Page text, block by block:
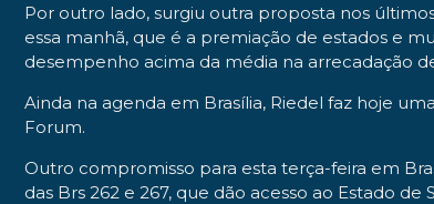
Por outro lado, surgiu outra proposta nos
essa manhã, que é a premiação de estados e
desempenho acima da média na arrecadação
Ainda na agenda em Brasília, Riedel faz hoje
Forum.
Outro compromisso para esta terça-feira em
das Brs 262 e 267, que dão acesso ao Estado